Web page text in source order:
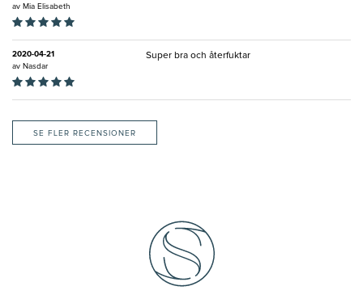
av Mia Elisabeth
2020-04-21
av Nasdar
Super bra och återfuktar
SE FLER RECENSIONER